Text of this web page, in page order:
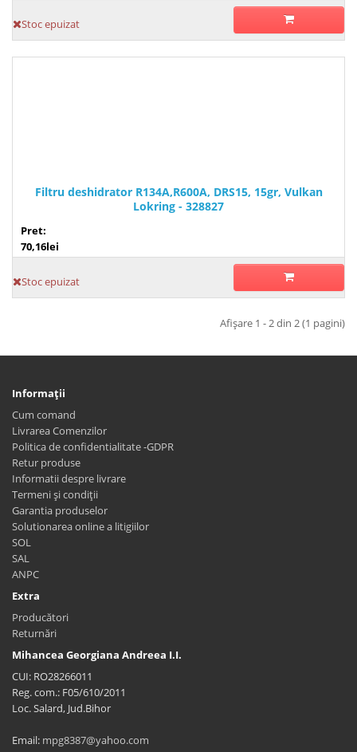
Stoc epuizat
Filtru deshidrator R134A,R600A, DRS15, 15gr, Vulkan
Lokring - 328827
Pret:
70,16lei
Stoc epuizat
Afişare 1 - 2 din 2 (1 pagini)
Informaţii
Cum comand
Livrarea Comenzilor
Politica de confidentialitate -GDPR
Retur produse
Informatii despre livrare
Termeni și condiții
Garantia produselor
Solutionarea online a litigiilor
SOL
SAL
ANPC
Extra
Producători
Returnări
Mihancea Georgiana Andreea I.I.
CUI: RO28266011
Reg. com.: F05/610/2011
Loc. Salard, Jud.Bihor
Email: mpg8387@yahoo.com